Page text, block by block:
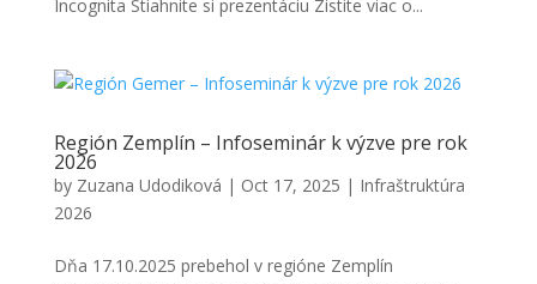
Incognita Stiahnite si prezentáciu Zistite viac o...
Región Zemplín – Infoseminár k výzve pre rok
2026
by Zuzana Udodiková | Oct 17, 2025 | Infraštruktúra
2026
Dňa 17.10.2025 prebehol v regióne Zemplín